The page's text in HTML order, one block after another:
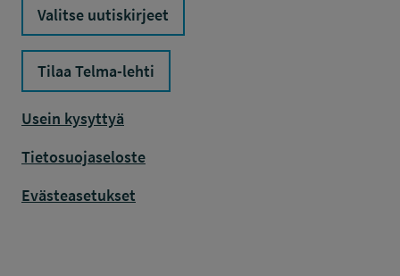
Valitse uutiskirjeet
Tilaa Telma-lehti
Usein kysyttyä
Tietosuojaseloste
Evästeasetukset